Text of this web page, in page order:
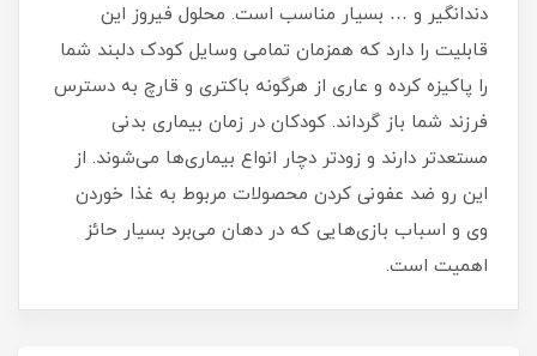
دندانگیر و … بسیار مناسب است. محلول فیروز این
قابلیت را دارد که همزمان تمامی وسایل کودک دلبند شما
را پاکیزه کرده و عاری از هرگونه باکتری و قارچ به دسترس
فرزند شما باز گرداند. کودکان در زمان بیماری بدنی
مستعدتر دارند و زودتر دچار انواع بیماری‌ها می‌شوند. از
این رو ضد عفونی کردن محصولات مربوط به غذا خوردن
وی و اسباب بازی‌هایی که در دهان می‌برد بسیار حائز
اهمیت است.